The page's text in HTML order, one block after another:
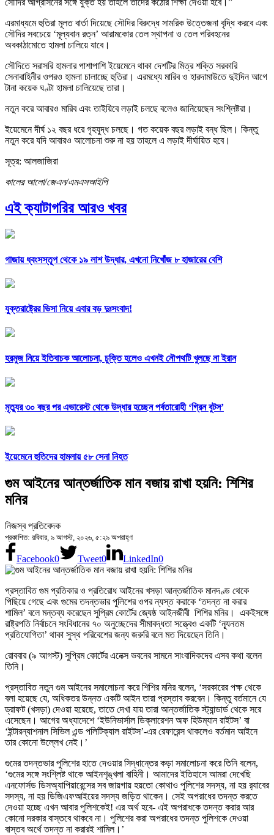
সৌদির আগ্রাসনের সঙ্গে যুক্ত হয় তাহলে তাদের কঠোর শিক্ষা দেওয়া হবে।”
এরমাধ্যমে হুতিরা মূলত বার্তা দিয়েছে সৌদির বিরুদ্ধে সামরিক উত্তেজনা বৃদ্ধি করবে এবং
সৌদির সবচেয়ে ‘মূল্যবান রত্ন’ আরামকোর তেল স্থাপনা ও তেল পরিবহনের
অবকাঠামোতে হামলা চালিয়ে যাবে।
সৌদিতে সরাসরি হামলার পাশাপাশি ইয়েমেনে থাকা দেশটির মিত্র শক্তি সরকারি
সেনাবাহিনীর ওপরও হামলা চালাচ্ছে হুতিরা। এরমধ্যে মারিব ও হারদামাউতে দুইদিন আগে
টানা কয়েক ঘণ্টা হামলা চালিয়েছে তারা।
নতুন করে আবারও মারিব এবং তাইয়িবে লড়াই চলছে বলেও জানিয়েছেন সংশ্লিষ্টরা।
ইয়েমেনে দীর্ঘ ১২ বছর ধরে গৃহযুদ্ধ চলছে। গত কয়েক বছর লড়াই বন্ধ ছিল। কিন্তু
নতুন করে যদি আবারও আলোচনা শুরু না হয় তাহলে এ লড়াই দীর্ঘায়িত হবে।
সূত্র: আলজাজিরা
কালের আলো/জেএন/এমএসআইপি
এই ক্যাটাগরির আরও খবর
গাজায় ধ্বংসস্তূপ থেকে ১৯ লাশ উদ্ধার, এখনো নিখোঁজ ৮ হাজারের বেশি
যুক্তরাষ্ট্রের ভিসা নিয়ে এবার বড় দুঃসংবাদ!
হরমুজ নিয়ে ইতিবাচক আলোচনা, চুক্তি হলেও এখনই নৌপথটি খুলছে না ইরান
মৃত্যুর ৩০ বছর পর এভারেস্ট থেকে উদ্ধার হচ্ছেন পর্বতারোহী ‘গ্রিন বুটস’
ইয়েমেনে হুতিদের হামলায় ৫৮ সেনা নিহত
গুম আইনের আন্তর্জাতিক মান বজায় রাখা হয়নি: শিশির
মনির
নিজস্ব প্রতিবেদক
প্রকাশিত: রবিবার, ৯ আগস্ট, ২০২৬, ৫:২৯ অপরাহ্ণ
Facebook0 Tweet0 LinkedIn0
প্রস্তাবিত গুম প্রতিকার ও প্রতিরোধ আইনের খসড়া আন্তর্জাতিক মানদণ্ড থেকে
পিছিয়ে গেছে এবং গুমের তদন্তভার পুলিশের ওপর ন্যস্ত করাকে ‘তদন্ত না করার
শামিল’ বলে মন্তব্য করেছেন সুপ্রিম কোর্টের জ্যেষ্ঠ আইনজীবী শিশির মনির। একইসঙ্গে
রাষ্ট্রপতি নির্বাচনে সংবিধানের ৭০ অনুচ্ছেদের সীমাবদ্ধতা সত্ত্বেও একটি ‘ন্যূনতম
প্রতিযোগিতা’ থাকা সুস্থ পরিবেশের জন্য জরুরি বলে মত দিয়েছেন তিনি।
রোববার (৯ আগস্ট) সুপ্রিম কোর্টের এনেক্স ভবনের সামনে সাংবাদিকদের এসব কথা বলেন
তিনি।
প্রস্তাবিত নতুন গুম আইনের সমালোচনা করে শিশির মনির বলেন, ‘সরকারের পক্ষ থেকে
বলা হয়েছে যে, অধিকতর উন্নত একটি আইন তারা প্রস্তাব করবেন। কিন্তু বর্তমানে যে
ড্রাফট (খসড়া) দেওয়া হয়েছে, তাতে দেখা যায় তারা আন্তর্জাতিক স্ট্যান্ডার্ড থেকে সরে
এসেছেন। আগের অধ্যাদেশে ‘ইউনিভার্সাল ডিক্লারেশন অফ হিউম্যান রাইটস’ বা
‘ইন্টারন্যাশনাল সিভিল এন্ড পলিটিক্যাল রাইটস’-এর রেফারেন্স থাকলেও বর্তমান আইনে
তার কোনো উল্লেখ নেই।’
গুমের তদন্তভার পুলিশের হাতে দেওয়ার সিদ্ধান্তের কড়া সমালোচনা করে তিনি বলেন,
‘গুমের সঙ্গে সংশ্লিষ্ট থাকে আইনশৃঙ্খলা বাহিনী। আমাদের ইতিহাসে আমরা দেখেছি
এনফোর্সড ডিসঅ্যাপিয়ারেন্সের সব জায়গায় হয়তো কোথাও পুলিশের সদস্য, না হয় র‍্যাবের
সদস্য, না হয় ডিজিএফআইয়ের সদস্য জড়িত থাকেন। সেই অপরাধের তদন্ত করতে
দেওয়া হচ্ছে এখন আবার পুলিশকেই! এর অর্থ হবে- এই অপরাধকে তদন্ত করার আর
কোনো দরকার বাস্তবে থাকবে না। পুলিশের করা অপরাধের তদন্ত পুলিশকে দেওয়া
বাস্তব অর্থে তদন্ত না করারই শামিল।’